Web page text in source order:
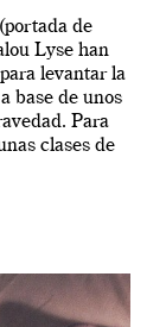
de
Lyse han
levantar la
base de unos
Para
clases de